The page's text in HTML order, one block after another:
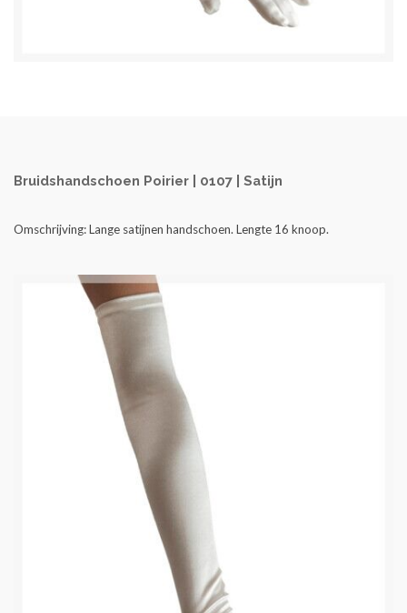
Bruidshandschoen Poirier | 0107 | Satijn
Omschrijving:Lange satijnen handschoen. Lengte 16 knoop.